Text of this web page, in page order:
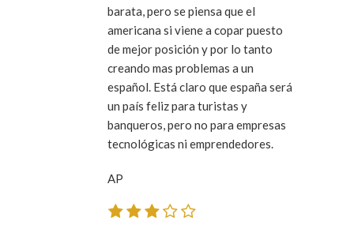
barata, pero se piensa que el
americana si viene a copar puesto
de mejor posición y por lo tanto
creando mas problemas a un
español. Está claro que españa será
un país feliz para turistas y
banqueros, pero no para empresas
tecnológicas ni emprendedores.
AP